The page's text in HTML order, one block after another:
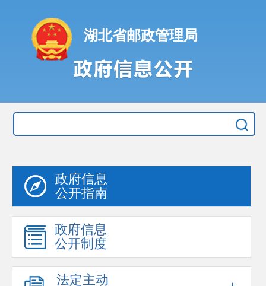
湖北省邮政管理局
政府信息
公开指南
政府信息
公开制度
法定主动